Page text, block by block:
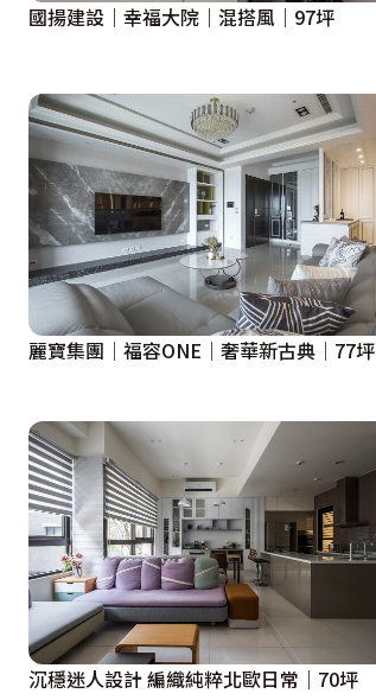
國揚建設｜幸福大院｜混搭風｜97坪
麗寶集團│福容ONE│奢華新古典│77坪
沉穩迷人設計 編織純粹北歐日常｜70坪